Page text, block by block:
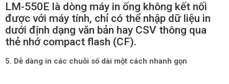
LM-550E là dòng máy in ống không kết nối
được với máy tính, chỉ có thể nhập dữ liệu in
dưới định dạng văn bản hay CSV thông qua
thẻ nhớ compact flash (CF).
5. Dễ dàng in các chuỗi số dài một cách nhanh gọn